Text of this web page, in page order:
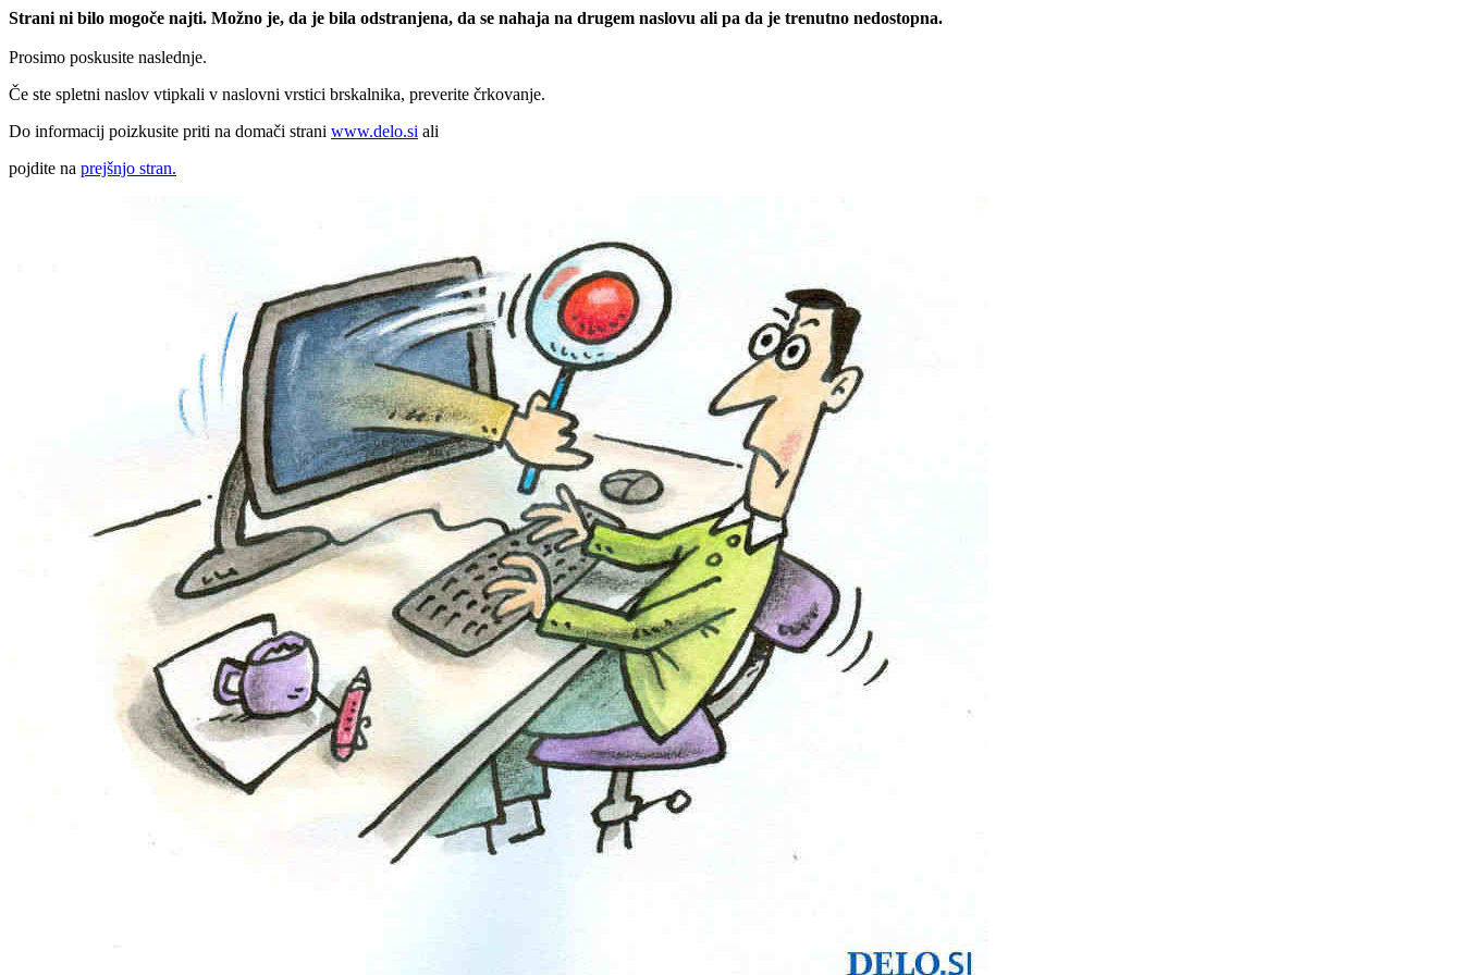
Strani ni bilo mogoče najti. Možno je, da je bila odstranjena, da se nahaja na drugem naslovu ali pa da je trenutno nedostopna.
Prosimo poskusite naslednje.
Če ste spletni naslov vtipkali v naslovni vrstici brskalnika, preverite črkovanje.
Do informacij poizkusite priti na domači strani www.delo.si ali
pojdite na prejšnjo stran.